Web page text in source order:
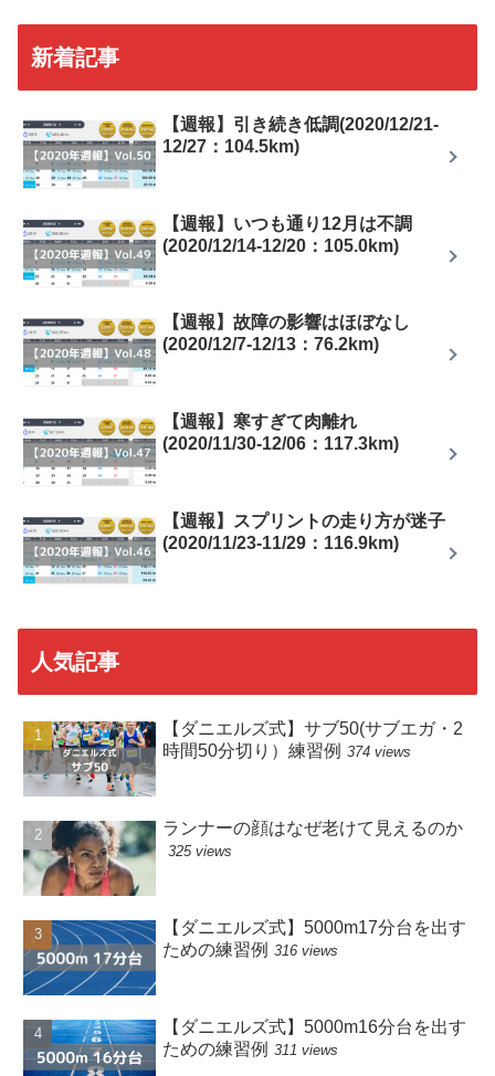
新着記事
【週報】引き続き低調(2020/12/21-
12/27：104.5km)
【週報】いつも通り12月は不調
(2020/12/14-12/20：105.0km)
【週報】故障の影響はほぼなし
(2020/12/7-12/13：76.2km)
【週報】寒すぎて肉離れ
(2020/11/30-12/06：117.3km)
【週報】スプリントの走り方が迷子
(2020/11/23-11/29：116.9km)
人気記事
【ダニエルズ式】サブ50(サブエガ・2
時間50分切り）練習例 374 views
ランナーの顔はなぜ老けて見えるのか
325 views
【ダニエルズ式】5000m17分台を出す
ための練習例 316 views
【ダニエルズ式】5000m16分台を出す
ための練習例 311 views